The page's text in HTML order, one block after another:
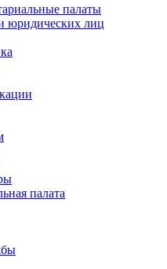
палаты
юридических лиц
палата